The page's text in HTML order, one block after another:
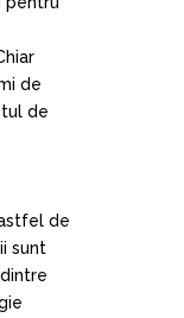
de
de
de
sunt